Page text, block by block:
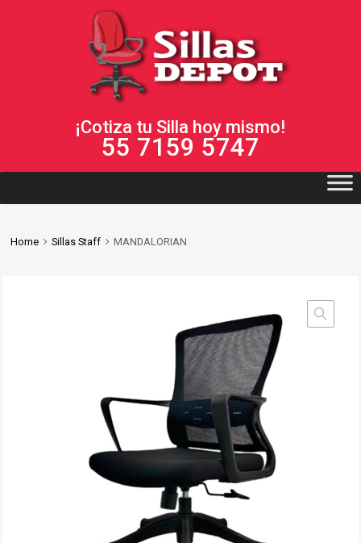
¡Cotiza tu Silla hoy mismo!
55 7159 5747
Home Sillas Staff MANDALORIAN